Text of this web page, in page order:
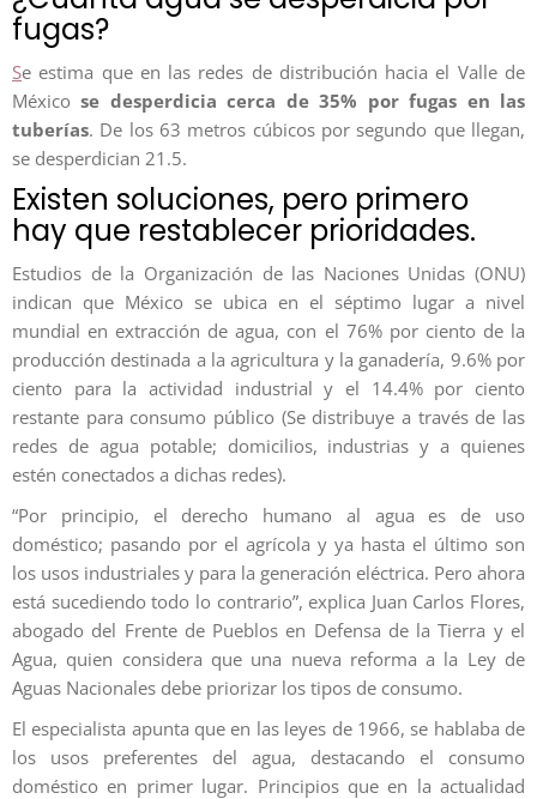
fugas?
Se estima que en las redes de distribución hacia el Valle de
Méxicose desperdicia cerca de 35% por fugas en las
tuberías. De los 63 metros cúbicos por segundo que llegan,
se desperdician 21.5.
Existen soluciones, pero primero
hay que restablecer prioridades.
Estudios de la Organización de las Naciones Unidas (ONU)
indican que México se ubica en el séptimo lugar a nivel
mundial en extracción de agua, con el 76% por ciento de la
producción destinada a la agricultura y la ganadería, 9.6% por
ciento para la actividad industrial y el 14.4% por ciento
restante para consumo público (Se distribuye a través de las
redes de agua potable; domicilios, industrias y a quienes
estén conectados a dichas redes).
“Por principio, el derecho humano al agua es de uso
doméstico; pasando por el agrícola y ya hasta el último son
los usos industriales y para la generación eléctrica. Pero ahora
está sucediendo todo lo contrario”, explica Juan Carlos Flores,
abogado del Frente de Pueblos en Defensa de la Tierra y el
Agua, quien considera que una nueva reforma a la Ley de
Aguas Nacionales debe priorizar los tipos de consumo.
El especialista apunta que en las leyes de 1966, se hablaba de
los usos preferentes del agua, destacando el consumo
doméstico en primer lugar. Principios que en la actualidad